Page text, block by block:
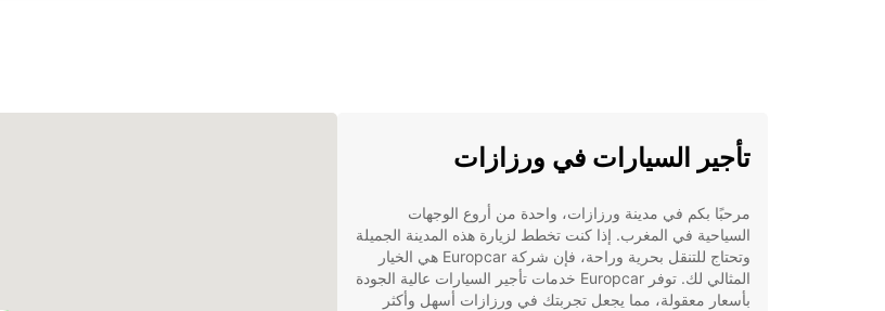
تأجير السيارات في ورزازات
مرحبًا بكم في مدينة ورزازات، واحدة من أروع الوجهات
السياحية في المغرب. إذا كنت تخطط لزيارة هذه المدينة الجميلة
وتحتاج للتنقل بحرية وراحة، فإن شركة Europcar هي الخيار
المثالي لك. توفر Europcar خدمات تأجير السيارات عالية الجودة
بأسعار معقولة، مما يجعل تجربتك في ورزازات أسهل وأكثر